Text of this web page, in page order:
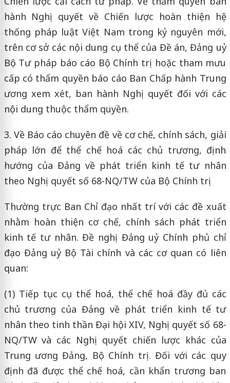
hành Nghị quyết về Chiến lược hoàn thiện hệ
thống pháp luật Việt Nam trong kỷ nguyên mới,
trên cơ sở các nội dung cụ thể của Đề án, Đảng uỷ
Bộ Tư pháp báo cáo Bộ Chính trị hoặc tham mưu
cấp có thẩm quyền báo cáo Ban Chấp hành Trung
ương xem xét, ban hành Nghị quyết đối với các
nội dung thuộc thẩm quyền.
3. Về Báo cáo chuyên đề về cơ chế, chính sách, giải
pháp lớn để thể chế hoá các chủ trương, định
hướng của Đảng về phát triển kinh tế tư nhân
theo Nghị quyết số 68-NQ/TW của Bộ Chính trị
Thường trực Ban Chỉ đạo nhất trí với các đề xuất
nhằm hoàn thiện cơ chế, chính sách phát triển
kinh tế tư nhân. Đề nghị Đảng uỷ Chính phủ chỉ
đạo Đảng uỷ Bộ Tài chính và các cơ quan có liên
quan:
(1) Tiếp tục cụ thể hoá, thể chế hoá đầy đủ các
chủ trương của Đảng về phát triển kinh tế tư
nhân theo tinh thần Đại hội XIV, Nghị quyết số 68-
NQ/TW và các Nghị quyết chiến lược khác của
Trung ương Đảng, Bộ Chính trị. Đối với các quy
định đã được thể chế hoá, cần khẩn trương ban